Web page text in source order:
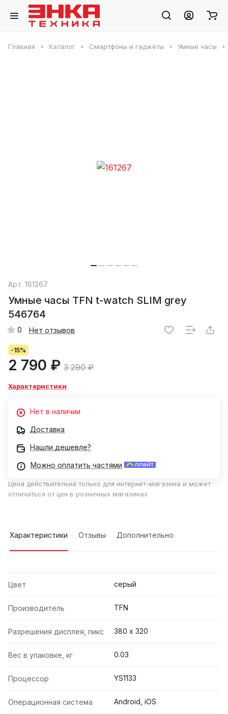
Главная Каталог Смартфоны и гаджеты Умные часы
Арт. 161267
Умные часы TFN t-watch SLIM grey
546764
0 Нет отзывов
-15%
2 790 ₽ 3 290 ₽
Характеристики
Нет в наличии
Доставка
Нашли дешевле?
Можно оплатить частями
Цена действительна только для интернет-магазина и может
отличаться от цен в розничных магазинах
Характеристики Отзывы Дополнительно
Цвет серый
Производитель TFN
Разрешения дисплея, пикс 380 х 320
Вес в упаковке, кг 0.03
Процессор YS1133
Операционная система Android, iOS